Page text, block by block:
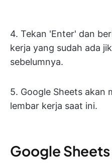
4. Tekan 'Enter' dan
kerja yang sudah ada
sebelumnya.
5. Google Sheets akan
lembar kerja saat ini.
Google Sheets